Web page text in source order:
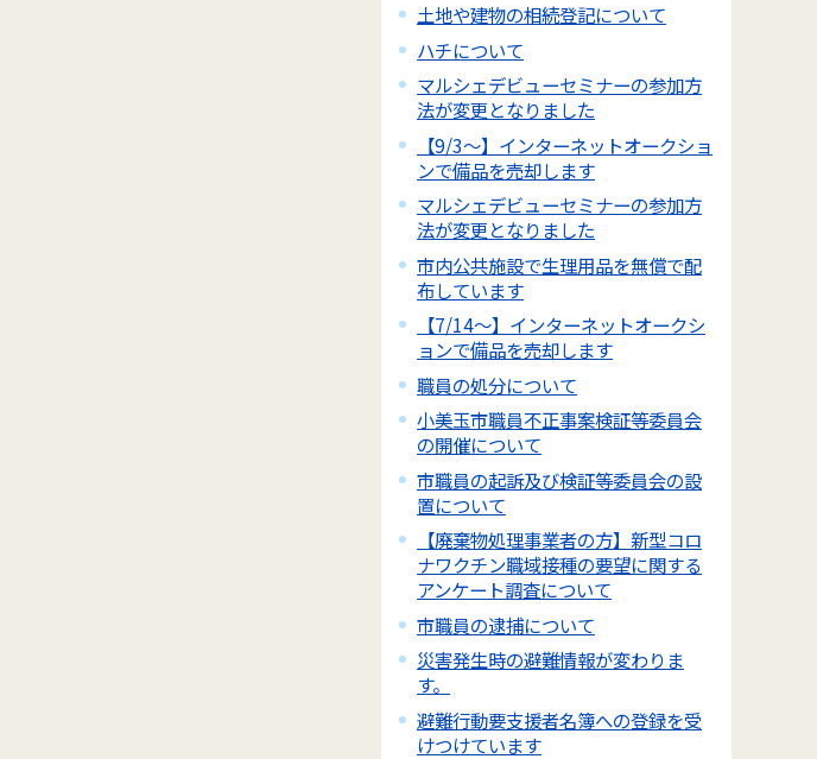
土地や建物の相続登記について
ハチについて
マルシェデビューセミナーの参加方
法が変更となりました
【9/3～】インターネットオークショ
ンで備品を売却します
マルシェデビューセミナーの参加方
法が変更となりました
市内公共施設で生理用品を無償で配
布しています
【7/14～】インターネットオークシ
ョンで備品を売却します
職員の処分について
小美玉市職員不正事案検証等委員会
の開催について
市職員の起訴及び検証等委員会の設
置について
【廃棄物処理事業者の方】新型コロ
ナワクチン職域接種の要望に関する
アンケート調査について
市職員の逮捕について
災害発生時の避難情報が変わりま
す。
避難行動要支援者名簿への登録を受
けつけています